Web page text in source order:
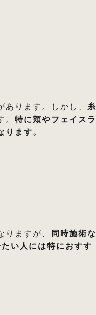
あります。しかし、
糸
。特に頬やフェイスラ
ます。
りますが、
同時施術な
い人には特におすす